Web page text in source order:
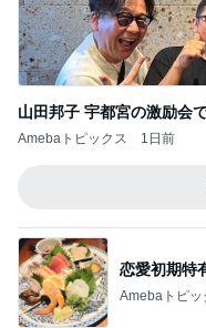
山田邦子 宇都宮の激励会
Amebaトピックス 1日前
恋愛初期特
Amebaトピッ